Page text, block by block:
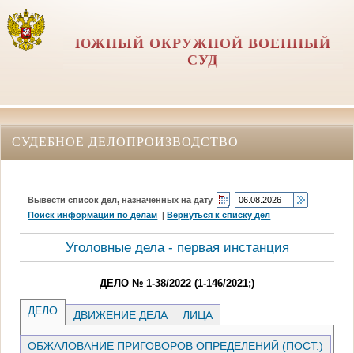
ЮЖНЫЙ ОКРУЖНОЙ ВОЕННЫЙ
СУД
СУДЕБНОЕ ДЕЛОПРОИЗВОДСТВО
Вывести список дел, назначенных на дату
Поиск информации по делам |Вернуться к списку дел
Уголовные дела - первая инстанция
ДЕЛО № 1-38/2022 (1-146/2021;)
ДЕЛО ДВИЖЕНИЕ ДЕЛА ЛИЦА
ОБЖАЛОВАНИЕ ПРИГОВОРОВ ОПРЕДЕЛЕНИЙ (ПОСТ.)